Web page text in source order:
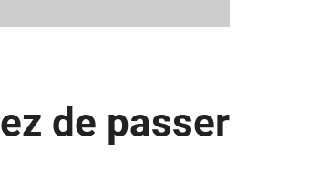
de passer